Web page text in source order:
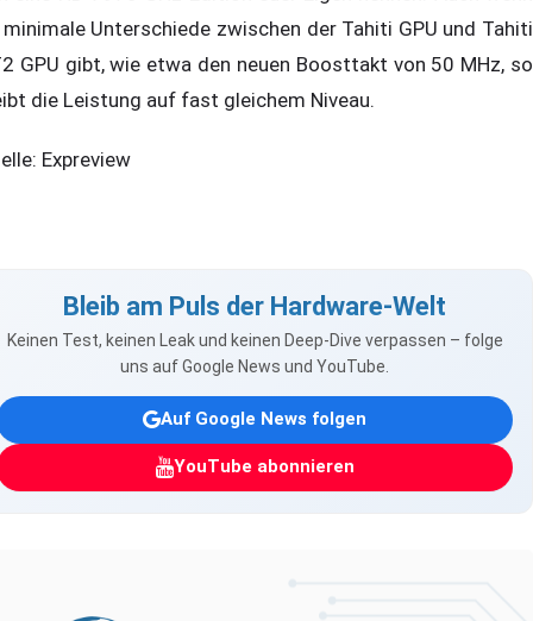
Unterschiede zwischen der Tahiti GPU und Tahiti
GPU gibt, wie etwa den neuen Boosttakt von 50 MHz, so
die Leistung auf fast gleichem Niveau.
Expreview
Bleib am Puls der Hardware-Welt
Keinen Test, keinen Leak und keinen Deep-Dive verpassen – folge
uns auf Google News und YouTube.
Auf Google News folgen
YouTube abonnieren